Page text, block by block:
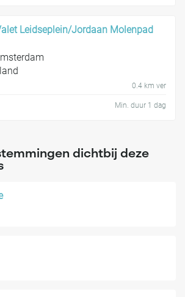
Leidseplein/Jordaan Molenpad
0.4 km ver
Min. duur 1 dag
dichtbij deze